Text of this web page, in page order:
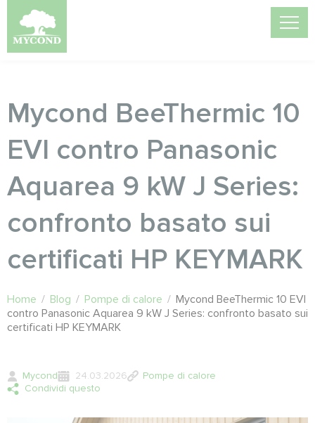
Mycond BeeThermic 10
EVI contro Panasonic
Aquarea 9 kW J Series:
confronto basato sui
certificati HP KEYMARK
Home / Blog / Pompe di calore / Mycond BeeThermic 10 EVI
contro Panasonic Aquarea 9 kW J Series: confronto basato sui
certificati HP KEYMARK
Mycond 24.03.2026
Pompe di calore
Condividi questo